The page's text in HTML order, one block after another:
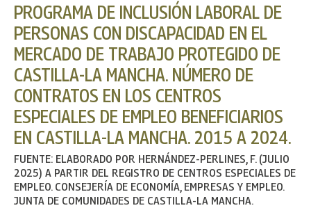
PROGRAMA DE INCLUSIÓN LABORAL DE
PERSONAS CON DISCAPACIDAD EN EL
MERCADO DE TRABAJO PROTEGIDO DE
CASTILLA-LA MANCHA. NÚMERO DE
CONTRATOS EN LOS CENTROS
ESPECIALES DE EMPLEO BENEFICIARIOS
EN CASTILLA-LA MANCHA. 2015 A 2024.
FUENTE: ELABORADO POR HERNÁNDEZ-PERLINES, F. (JULIO
2025) A PARTIR DEL REGISTRO DE CENTROS ESPECIALES DE
EMPLEO. CONSEJERÍA DE ECONOMÍA, EMPRESAS Y EMPLEO.
JUNTA DE COMUNIDADES DE CASTILLA-LA MANCHA.